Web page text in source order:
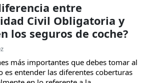
entre
Civil Obligatoria y
los seguros de coche?
más importantes que debes tomar al
es entender las diferentes coberturas